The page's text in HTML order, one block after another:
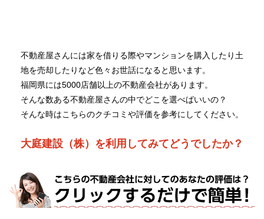
不動産屋さんには家を借りる際やマンションを購入したり土
地を売却したりなど色々お世話になると思います。
福岡県には5000店舗以上の不動産会社があります。
そんな数ある不動産屋さんの中でどこを選べばいいの？
そんな時はこちらのクチコミや評価を参考にしてください。
大庭建設（株）を利用してみてどうでしたか？